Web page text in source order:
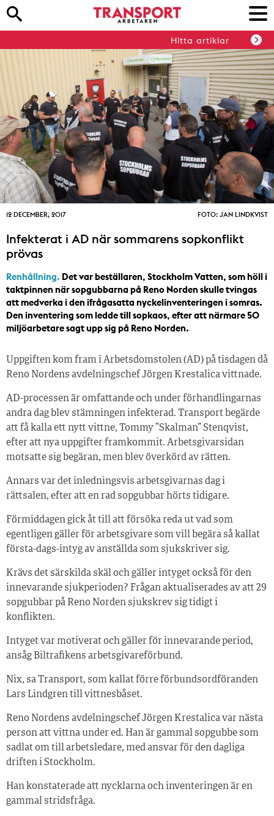
Hitta artiklar
12 DECEMBER, 2017 FOTO: JAN LINDKVIST
Infekterat i AD när sommarens sopkonflikt
prövas
Renhållning. Det var beställaren, Stockholm Vatten, som höll i
taktpinnen när sopgubbarna på Reno Norden skulle tvingas
att medverka i den ifrågasatta nyckelinventeringen i somras.
Den inventering som ledde till sopkaos, efter att närmare 50
miljöarbetare sagt upp sig på Reno Norden.
Uppgiften kom fram i Arbetsdomstolen (AD) på tisdagen då
Reno Nordens avdelningschef Jörgen Krestalica vittnade.
AD-processen är omfattande och under förhandlingarnas
andra dag blev stämningen infekterad. Transport begärde
att få kalla ett nytt vittne, Tommy ”Skalman” Stenqvist,
efter att nya uppgifter framkommit. Arbetsgivarsidan
motsatte sig begäran, men blev överkörd av rätten.
Annars var det inledningsvis arbetsgivarnas dag i
rättsalen, efter att en rad sopgubbar hörts tidigare.
Förmiddagen gick åt till att försöka reda ut vad som
egentligen gäller för arbetsgivare som vill begära så kallat
första-dags-intyg av anställda som sjukskriver sig.
Krävs det särskilda skäl och gäller intyget också för den
innevarande sjukperioden? Frågan aktualiserades av att 29
sopgubbar på Reno Norden sjukskrev sig tidigt i
konflikten.
Intyget var motiverat och gäller för innevarande period,
ansåg Biltrafikens arbetsgivareförbund.
Nix, sa Transport, som kallat förre förbundsordföranden
Lars Lindgren till vittnesbåset.
Reno Nordens avdelningschef Jörgen Krestalica var nästa
person att vittna under ed. Han är gammal sopgubbe som
sadlat om till arbetsledare, med ansvar för den dagliga
driften i Stockholm.
Han konstaterade att nycklarna och inventeringen är en
gammal stridsfråga.